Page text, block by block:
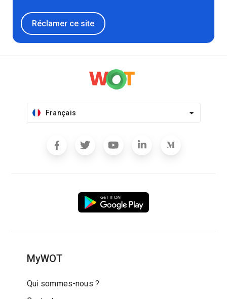
Réclamer ce site
Français
MyWOT
Qui sommes-nous ?